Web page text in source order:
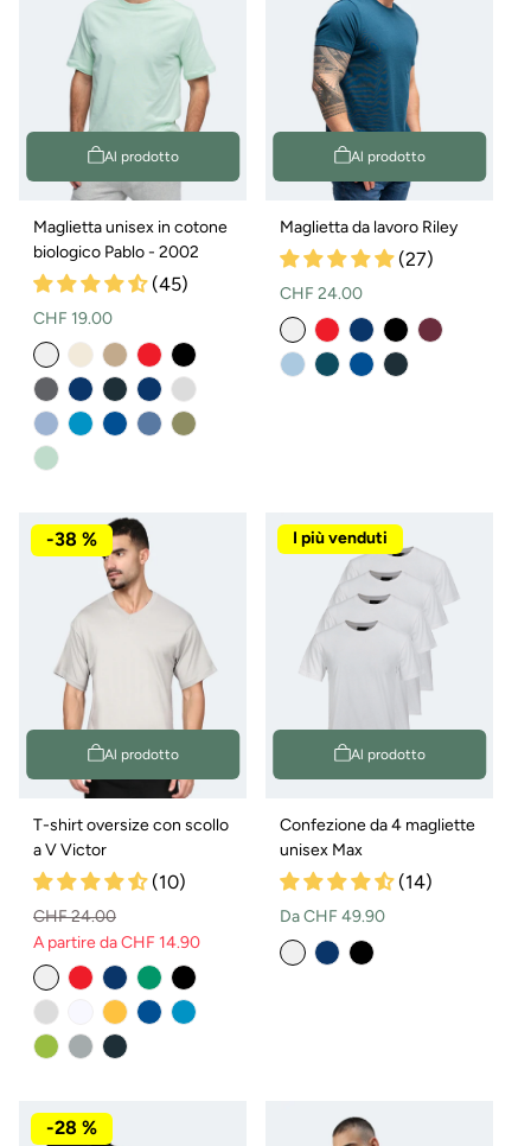
Al prodotto
Maglietta unisex in cotone
biologico Pablo - 2002
(45)
Prezzo
normale
CHF 19.00
Al prodotto
Maglietta da lavoro Riley
(27)
Prezzo
normale
CHF 24.00
Al prodotto
-38 %
T-shirt oversize con scollo
a V Victor
(10)
Prezzo
normale
CHF 24.00
Prezzo
di
vendita
A partire da CHF 14.90
Al prodotto
I più venduti
Confezione da 4 magliette
unisex Max
(14)
Prezzo
normale
Da CHF 49.90
-28 %